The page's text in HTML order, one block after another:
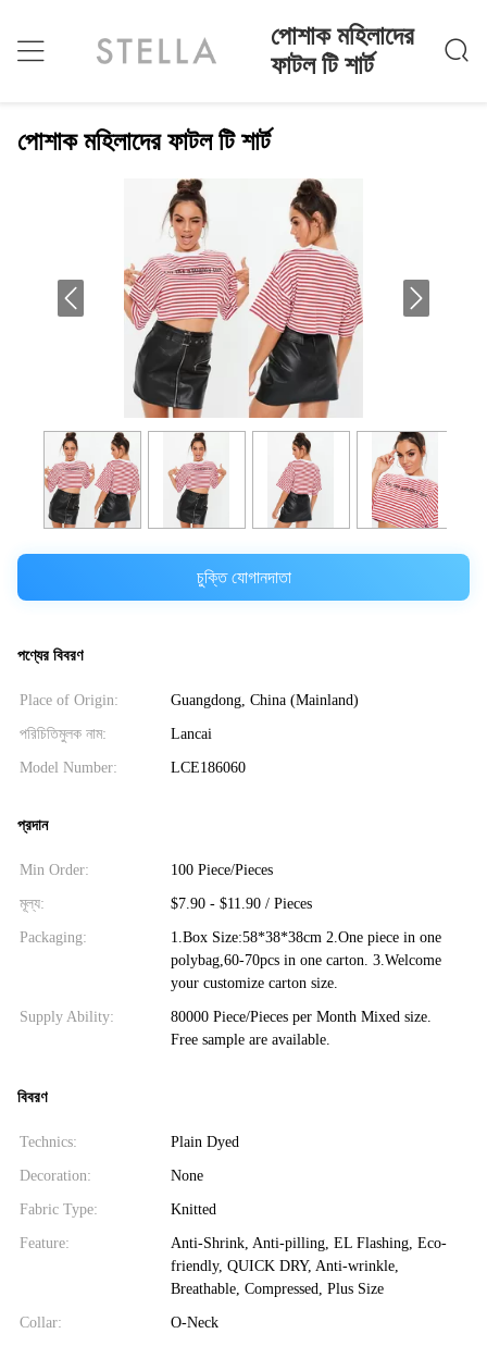
পোশাক মহিলাদের
ফাটল টি শার্ট
পোশাক মহিলাদের ফাটল টি শার্ট
চুক্তি যোগানদাতা
পণ্যের বিবরণ
Place of Origin: Guangdong, China (Mainland)
পরিচিতিমুলক নাম: Lancai
Model Number: LCE186060
প্রদান
Min Order: 100 Piece/Pieces
মূল্য: $7.90 - $11.90 / Pieces
Packaging:
1.Box Size:58*38*38cm 2.One piece in one
polybag,60-70pcs in one carton. 3.Welcome
your customize carton size.
Supply Ability:
80000 Piece/Pieces per Month Mixed size.
Free sample are available.
বিবরণ
Technics: Plain Dyed
Decoration: None
Fabric Type: Knitted
Feature:
Anti-Shrink, Anti-pilling, EL Flashing, Eco-
friendly, QUICK DRY, Anti-wrinkle,
Breathable, Compressed, Plus Size
Collar: O-Neck